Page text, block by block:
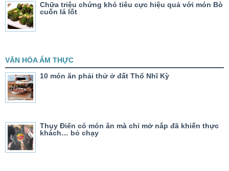
Chữa triệu chứng khó tiêu cực hiệu quả với món Bò
cuốn lá lốt
VĂN HÓA ẨM THỰC
10 món ăn phải thử ở đất Thổ Nhĩ Kỳ
Thụy Điển có món ăn mà chỉ mở nắp đã khiến thực
khách… bỏ chạy